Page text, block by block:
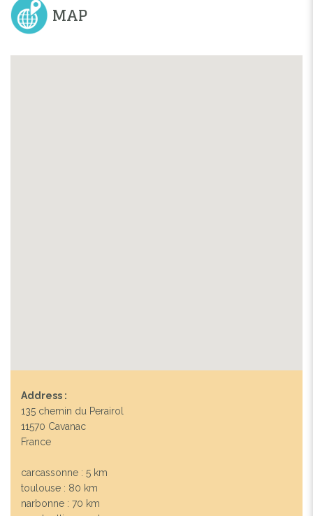
MAP
Address :
135 chemin du Perairol
11570 Cavanac
France
carcassonne : 5 km
toulouse : 80 km
narbonne : 70 km